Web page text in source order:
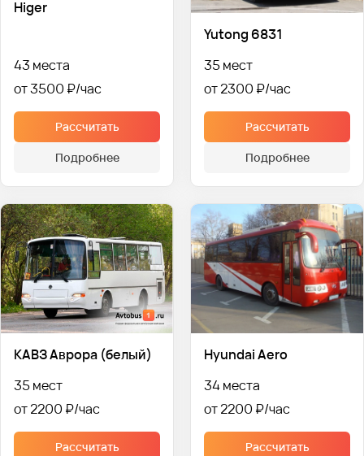
Higer
43 места
от 3500 ₽
Рассчитать
Подробнее
Yutong 6831
35 мест
от 2300 ₽
Рассчитать
Подробнее
КАВЗ Аврора (белый)
35 мест
от 2200 ₽
Рассчитать
Hyundai Aero
34 места
от 2200 ₽
Рассчитать